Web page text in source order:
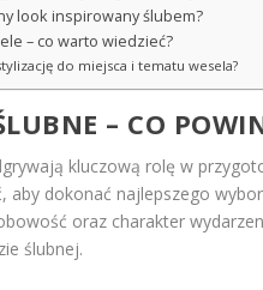
look inspirowany ślubem?
– co warto wiedzieć?
do miejsca i tematu wesela?
– CO
kluczową rolę w
aby dokonać najlepszego
oraz charakter
ślubnej.